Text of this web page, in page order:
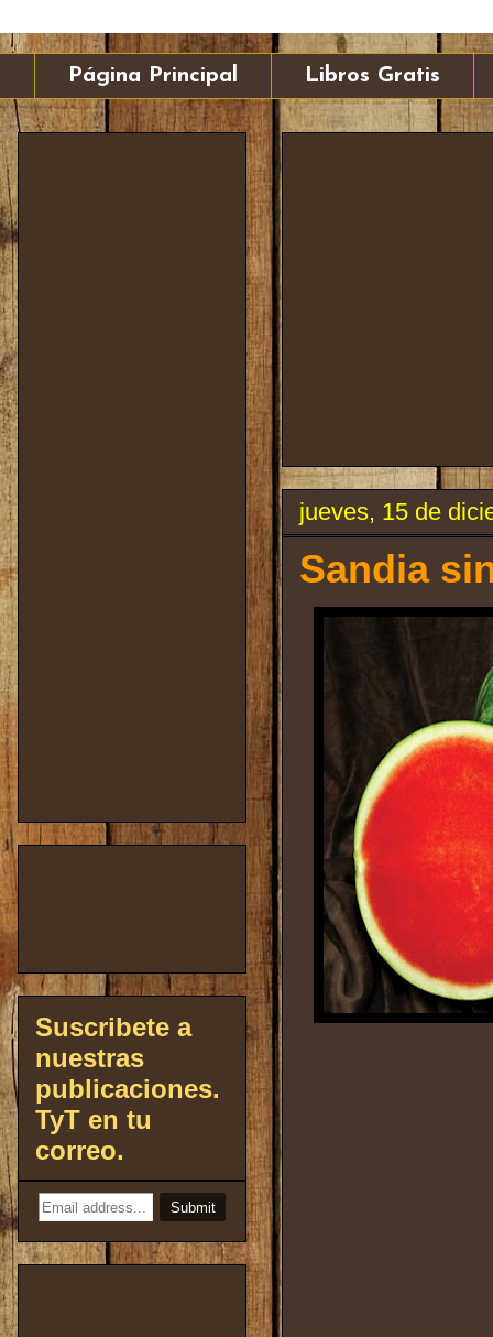
Página Principal Libros Gratis
jueves, 15 de
Sandia
Suscribete a
nuestras
publicaciones.
TyT en tu
correo.